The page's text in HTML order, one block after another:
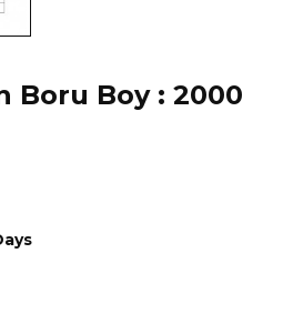
Boru Boy : 2000